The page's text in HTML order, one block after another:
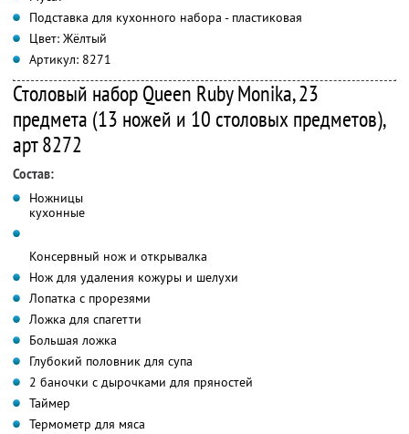
Подставка для кухонного набора - пластиковая
Цвет: Жёлтый
Артикул: 8271
Столовый набор Queen Ruby Monika, 23
предмета (13 ножей и 10 столовых предметов),
арт 8272
Состав:
Ножницы
кухонные
Консервный нож и открывалка
Нож для удаления кожуры и шелухи
Лопатка с прорезями
Ложка для спагетти
Большая ложка
Глубокий половник для супа
2 баночки с дырочками для пряностей
Таймер
Термометр для мяса